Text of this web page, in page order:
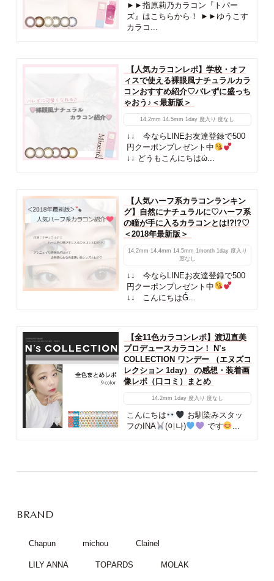
►►指原莉乃カラコン『トパー
ズ』はこちらから！ ►►ゆうこす
カラコ...
【人気カラコンレポ】学校・オフ
ィスで使える裸眼風ナチュラルカラ
コンおすすめ紹介♡バレずに盛っち
ゃおう♪＜最新版＞
14.2mm 14.5mm 1day 度入り 度なし
↓↓ 今ならLINEお友達登録で500
円クーポンプレゼント中
↓↓ どうもこんにちはὠ...
【人気ハーフ系カラコンランキン
グ】自然にナチュラルに♡ハーフ系
の瞳が手に入るカラコンとは!?!?♡
＜2018年最新版＞
14.2mm 14.4mm 14.5mm 1month 1day 度入り
度なし
↓↓ 今ならLINEお友達登録で500
円クーポンプレゼント中
↓↓ こんにちはǴ...
【全11色カラコンレポ】渡辺直美
プロデュースカラコン！ N’s
COLLECTION ワンデー （エヌズコ
レクション 1day） の感想・装着画
像レポ（口コミ）まとめ
14.2mm 1day 度入り 度なし
こんにちは
お馴染みスタッ
フのINA
(이나) です ...
BRAND
Chapun michou Clainel
LILY ANNA TOPARDS MOLAK